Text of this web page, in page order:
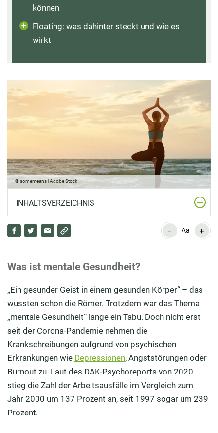
können
Floating: was dahinter steckt und wie es
wirkt
© somemeans | Adobe Stock
INHALTSVERZEICHNIS
Was ist mentale Gesundheit?
Mentale Gesundheit: Diese Warnsignale sollten Sie
Tipps: So können Sie Ihre mentale Gesundheit stärken
Zur Stärkung der mentalen Gesundheit: 5 Tipps für
einen erholsamen Schlaf
Mit Astrologie zur mentalen Gesundheit
Fazit: Weniger Stress und guter Schlaf für die mentale
Gesundheit
- Aa +
Was ist mentale Gesundheit?
„Ein gesunder Geist in einem gesunden Körper“ – das
wussten schon die Römer. Trotzdem war das Thema
„mentale Gesundheit“ lange ein Tabu. Doch nicht erst
seit der Corona-Pandemie nehmen die
Krankschreibungen aufgrund von psychischen
Erkrankungen wie Depressionen, Angststörungen oder
Burnout zu. Laut des DAK-Psychoreports von 2020
stieg die Zahl der Arbeitsausfälle im Vergleich zum
Jahr 2000 um 137 Prozent an, seit 1997 sogar um 239
Prozent.